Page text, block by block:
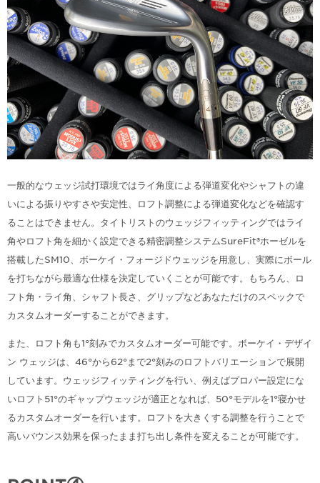
一般的なウェッジ試打環境ではライ角度による弾道変化やシャフトの違
いによる振りやすさや安定性、ロフト調整による弾道変化などを確認す
ることはできません。タイトリストのウェッジフィッティングではライ
角やロフト角を細かく設定できる精密調整システムSureFit®︎ホーゼルを
搭載したSM10、ボーケイ・フォージドウェッジを用意し、実際にボール
を打ちながら最適な仕様を決定していくことが可能です。もちろん、ロ
フト角・ライ角、シャフト長さ、グリップなどあなただけのスペックで
カスタムオーダーすることができます。
また、ロフト角も1°刻みでカスタムオーダー可能です。ボーケイ・デザイ
ン ウェッジは、46°から62°まで2°刻みのロフトバリエーションで展開
しています。ウェッジフィッティングを行い、例えばプロパー設定にな
いロフト51°のギャップウェッジが適正となれば、50°モデルを1°寝かせ
るカスタムオーダーを行います。ロフトを大きくする調整を行うことで
高いバウンス効果を保ったまま打ち出し条件を変えることが可能です。